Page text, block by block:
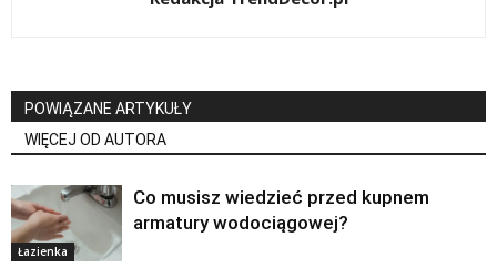
POWIĄZANE ARTYKUŁY
WIĘCEJ OD AUTORA
Łazienka
Co musisz wiedzieć przed kupnem
armatury wodociągowej?